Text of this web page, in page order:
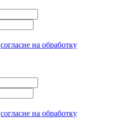
согласие на обработку
согласие на обработку